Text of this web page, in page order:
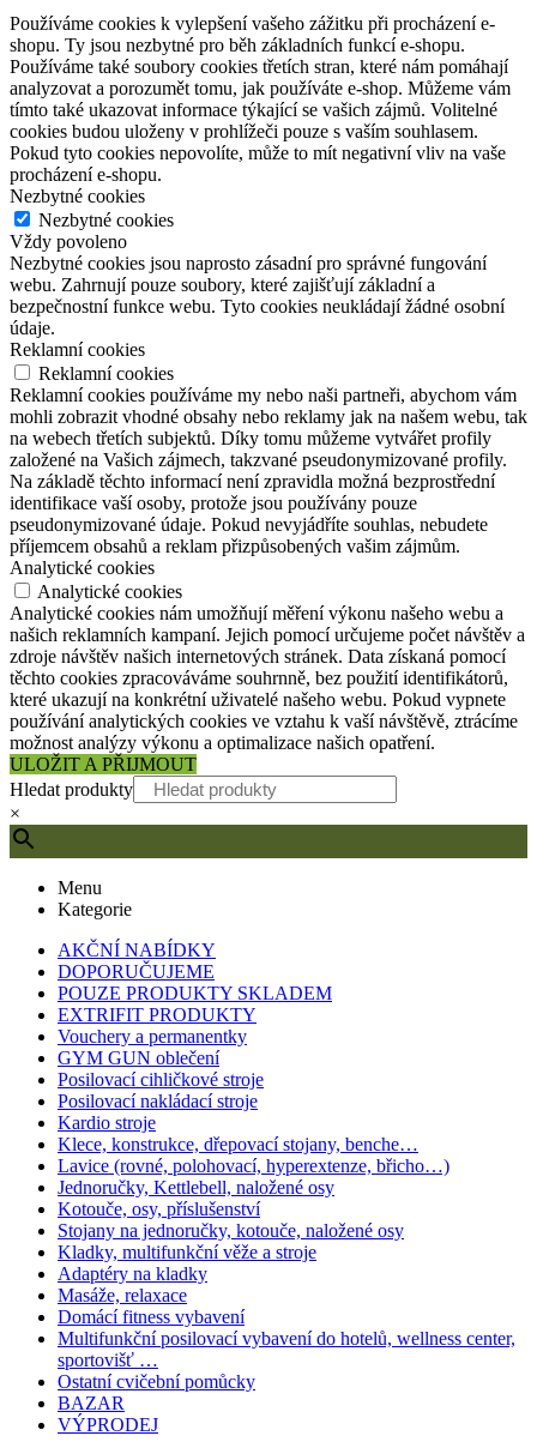
Používáme cookies k vylepšení vašeho zážitku při procházení e-
shopu. Ty jsou nezbytné pro běh základních funkcí e-shopu.
Používáme také soubory cookies třetích stran, které nám pomáhají
analyzovat a porozumět tomu, jak používáte e-shop. Můžeme vám
tímto také ukazovat informace týkající se vašich zájmů. Volitelné
cookies budou uloženy v prohlížeči pouze s vaším souhlasem.
Pokud tyto cookies nepovolíte, může to mít negativní vliv na vaše
procházení e-shopu.
Nezbytné cookies
Nezbytné cookies
Vždy povoleno
Nezbytné cookies jsou naprosto zásadní pro správné fungování
webu. Zahrnují pouze soubory, které zajišťují základní a
bezpečnostní funkce webu. Tyto cookies neukládají žádné osobní
údaje.
Reklamní cookies
Reklamní cookies
Reklamní cookies používáme my nebo naši partneři, abychom vám
mohli zobrazit vhodné obsahy nebo reklamy jak na našem webu, tak
na webech třetích subjektů. Díky tomu můžeme vytvářet profily
založené na Vašich zájmech, takzvané pseudonymizované profily.
Na základě těchto informací není zpravidla možná bezprostřední
identifikace vaší osoby, protože jsou používány pouze
pseudonymizované údaje. Pokud nevyjádříte souhlas, nebudete
příjemcem obsahů a reklam přizpůsobených vašim zájmům.
Analytické cookies
Analytické cookies
Analytické cookies nám umožňují měření výkonu našeho webu a
našich reklamních kampaní. Jejich pomocí určujeme počet návštěv a
zdroje návštěv našich internetových stránek. Data získaná pomocí
těchto cookies zpracováváme souhrnně, bez použití identifikátorů,
které ukazují na konkrétní uživatelé našeho webu. Pokud vypnete
používání analytických cookies ve vztahu k vaší návštěvě, ztrácíme
možnost analýzy výkonu a optimalizace našich opatření.
ULOŽIT A PŘIJMOUT
Hledat produkty
×
Menu
Kategorie
AKČNÍ NABÍDKY
DOPORUČUJEME
POUZE PRODUKTY SKLADEM
EXTRIFIT PRODUKTY
Vouchery a permanentky
GYM GUN oblečení
Posilovací cihličkové stroje
Posilovací nakládací stroje
Kardio stroje
Klece, konstrukce, dřepovací stojany, benche…
Lavice (rovné, polohovací, hyperextenze, břicho…)
Jednoručky, Kettlebell, naložené osy
Kotouče, osy, příslušenství
Stojany na jednoručky, kotouče, naložené osy
Kladky, multifunkční věže a stroje
Adaptéry na kladky
Masáže, relaxace
Domácí fitness vybavení
Multifunkční posilovací vybavení do hotelů, wellness center,
sportovišť …
Ostatní cvičební pomůcky
BAZAR
VÝPRODEJ